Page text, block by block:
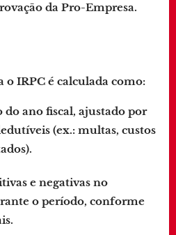
da Pro-Empresa.
IRPC é calculada como:
ano fiscal, ajustado por
(ex.: multas, custos
e negativas no
o período, conforme